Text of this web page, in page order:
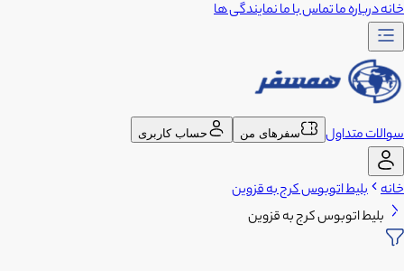
خانهدرباره ماتماس با مانمایندگی ها
سوالات متداول سفرهای من حساب کاربری
خانه بلیط اتوبوس کرج به قزوین
بلیط اتوبوس کرج به قزوین